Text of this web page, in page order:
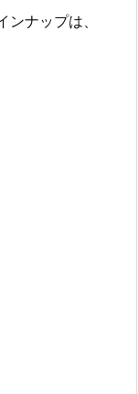
ンナップは、